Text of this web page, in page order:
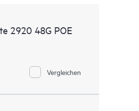
2920 48G POE
Vergleichen